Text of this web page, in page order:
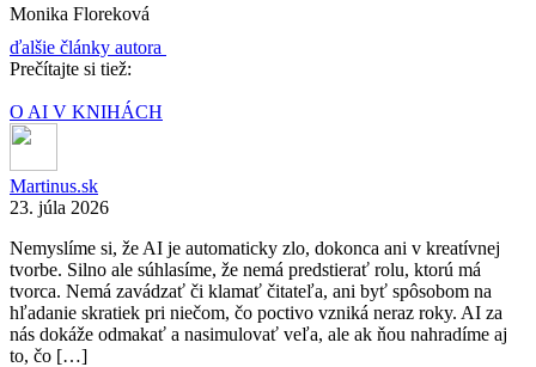
Monika Floreková
ďalšie články autora
Prečítajte si tiež:
O AI V KNIHÁCH
Martinus.sk
23. júla 2026
Nemyslíme si, že AI je automaticky zlo, dokonca ani v kreatívnej
tvorbe. Silno ale súhlasíme, že nemá predstierať rolu, ktorú má
tvorca. Nemá zavádzať či klamať čitateľa, ani byť spôsobom na
hľadanie skratiek pri niečom, čo poctivo vzniká neraz roky. AI za
nás dokáže odmakať a nasimulovať veľa, ale ak ňou nahradíme aj
to, čo […]